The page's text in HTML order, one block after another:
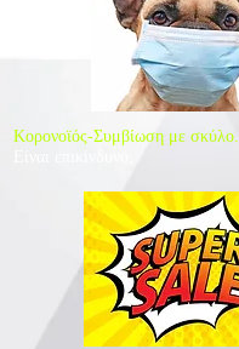
Κορονοϊός-Συμβίωση με σκύλο.